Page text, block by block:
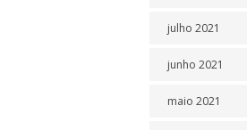
julho 2021
junho 2021
maio 2021